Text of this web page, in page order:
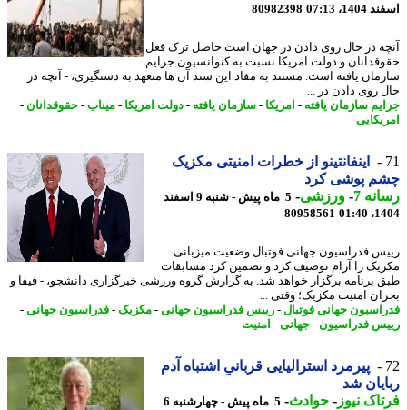
07:13
80982398
در حال روی دادن در جهان است حاصل ترک فعل
و دولت امریکا نسبت به کنوانسیون جرایم
یافته است. مستند به مفاد این سند آن ها متعهد به دستگیری، - آنچه در
روی دادن در ...
سازمان یافته -امریکا- سازمان یافته -دولت امریکا- میناب-حقوقدانان-
اینفانتینو از خطرات امنیتی مکزیک
پوشی کرد
7
-ورزشی-
5 ماه پیش - شنبه 9 اسفند
80958561
فدراسیون جهانی فوتبال وضعیت میزبانی
را آرام توصیف کرد و تضمین کرد مسابقات
برنامه برگزار خواهد شد. به گزارش گروه ورزشی خبرگزاری دانشجو، - فیفا و
امنیت مکزیک؛ وقتی ...
جهانی فوتبال-رییس فدراسیون جهانی-مکزیک-فدراسیون جهانی-
فدراسیون-جهانی-امنیت
پیرمرد استرالیایی قربانیِ اشتباه آدم
شد
نیوز-حوادث -
5 ماه پیش - چهارشنبه 6